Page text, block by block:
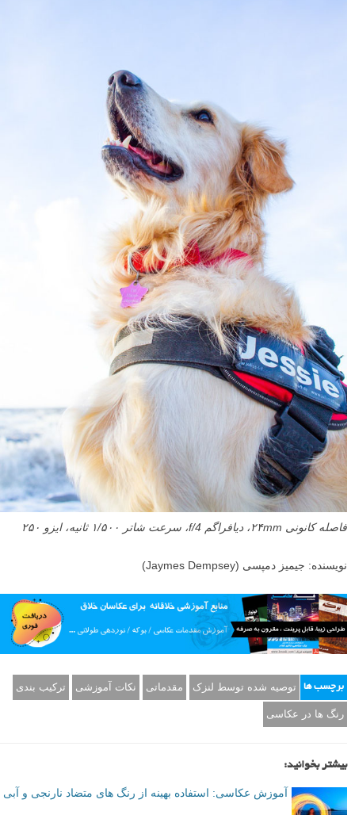
فاصله کانونی ۲۴mm، دیافراگم f/4، سرعت شاتر ۱/۵۰۰ ثانیه، ایزو ۲۵۰
نویسنده: جیمیز دمپسی (Jaymes Dempsey)
برچسب ها توصیه شده توسط لنزک مقدماتی نکات آموزشی ترکیب بندی
رنگ ها در عکاسی
بیشتر بخوانید:
آموزش عکاسی: استفاده بهینه از رنگ های متضاد نارنجی و آبی